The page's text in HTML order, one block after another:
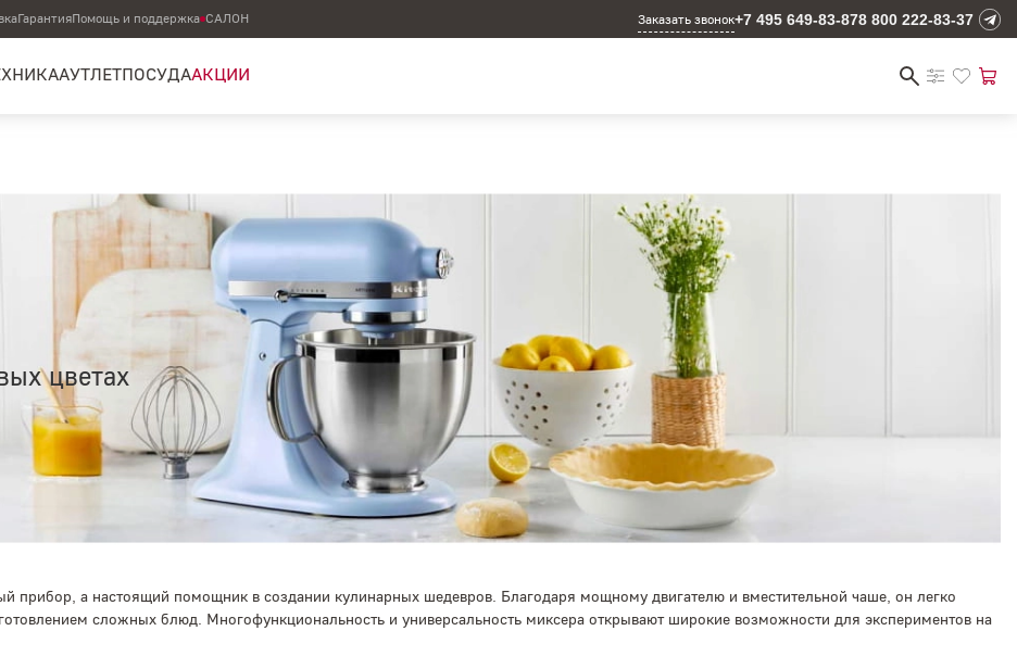
ГарантияПомощь и поддержка САЛОН Заказать звонок+7 495 649-83-878 800 222-83-37
АУТЛЕТПОСУДААКЦИИ
цветах
прибор, а настоящий помощник в создании кулинарных шедевров. Благодаря мощному двигателю и вместительной чаше, он легко
сложных блюд. Многофункциональность и универсальность миксера открывают широкие возможности для экспериментов на